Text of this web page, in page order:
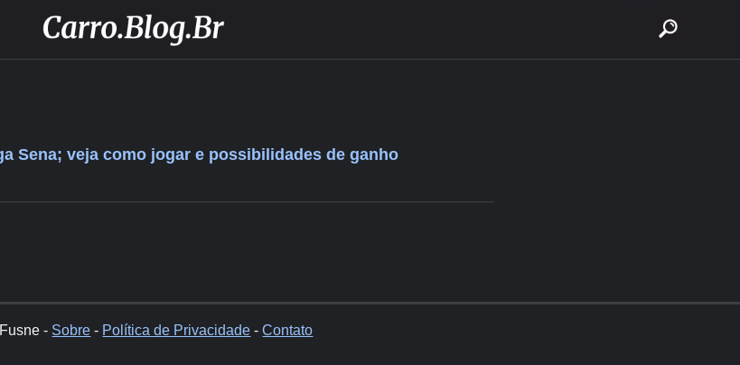
Sena; veja como jogar e possibilidades de ganho
- Sobre - Política de Privacidade -Contato